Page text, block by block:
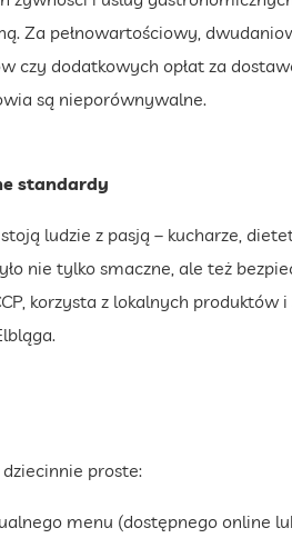
Za pełnowartościowy,
czy dodatkowych opłat za
są nieporównywalne.
standardy
ludzie z pasją – kucharze,
nie tylko smaczne, ale też
korzysta z lokalnych
proste:
menu (dostępnego online